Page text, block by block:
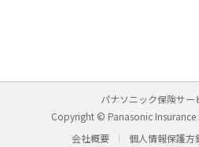
パナソニック保険サー
Copyright © Panasonic Insurance
会社概要
個人情報保護方